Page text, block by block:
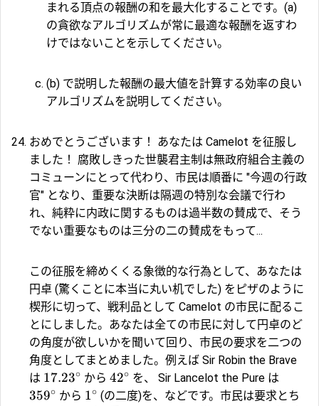
まれる頂点の報酬の和を最大化することです。(a)
の貪欲なアルゴリズムが常に最適な報酬を返すわ
けではないことを示してください。
(b) で説明した報酬の最大値を計算する効率の良い
アルゴリズムを説明してください。
おめでとうございます！ あなたは Camelot を征服し
ました！ 腐敗しきった世襲君主制は無政府組合主義の
コミューンにとって代わり、市民は順番に "今週の行政
官" となり、重要な決断は隔週の特別な会議で行わ
れ、純粋に内政に関するものは過半数の賛成で、そう
でない重要なものは三分の二の賛成をもって...
この征服を締めくくる象徴的な行為として、あなたは
円卓 (驚くことに本当に丸い机でした) をピザのように
楔形に切って、戦利品として Camelot の市民に配るこ
とにしました。あなたは全ての市民に対して円卓のど
の角度が欲しいかを聞いて回り、市民の要求を二つの
角度としてまとめました。例えば Sir Robin the Brave
は 17.23∘ から 42∘ を、 Sir Lancelot the Pure は
359∘ から 1∘ (の二度)を、などです。市民は要求とち